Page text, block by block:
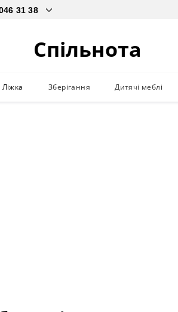
Спільнота
Ліжка Зберігання Дитячі меблі